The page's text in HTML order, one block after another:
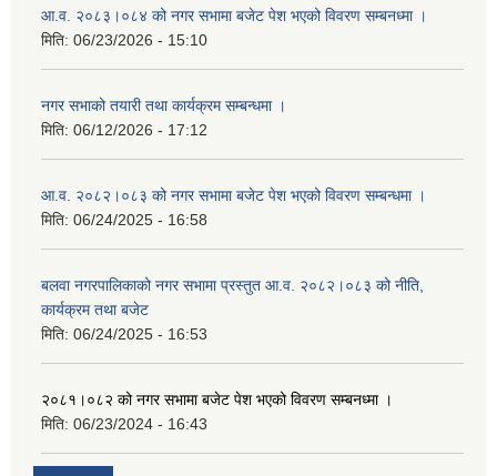
आ.व. २०८३।०८४ को नगर सभामा बजेट पेश भएको विवरण सम्बनध्मा ।
मिति: 06/23/2026 - 15:10
नगर सभाको तयारी तथा कार्यक्रम सम्बन्धमा ।
मिति: 06/12/2026 - 17:12
आ.व. २०८२।०८३ को नगर सभामा बजेट पेश भएको विवरण सम्बन्धमा ।
मिति: 06/24/2025 - 16:58
बलवा नगरपालिकाको नगर सभामा प्रस्तुत आ.व. २०८२।०८३ को नीति,
कार्यक्रम तथा बजेट
मिति: 06/24/2025 - 16:53
२०८१।०८२ को नगर सभामा बजेट पेश भएको विवरण सम्बनध्मा ।
मिति: 06/23/2024 - 16:43